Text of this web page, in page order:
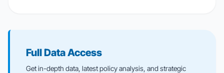
Full Data Access
Get in-depth data, latest policy analysis, and strategic